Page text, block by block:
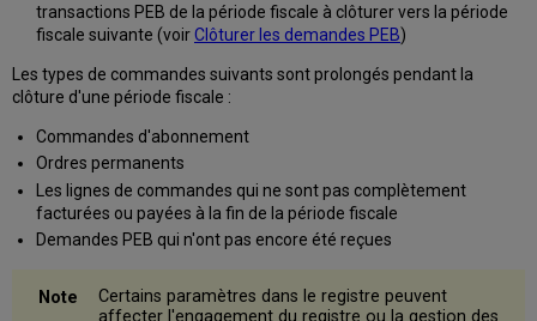
transactions PEB de la période fiscale à clôturer vers la période
fiscale suivante (voirClôturer les demandes PEB)
Les types de commandes suivants sont prolongés pendant la
clôture d'une période fiscale :
Commandes d'abonnement
Ordres permanents
Les lignes de commandes qui ne sont pas complètement
facturées ou payées à la fin de la période fiscale
Demandes PEB qui n'ont pas encore été reçues
Certains paramètres dans le registre peuvent
affecter l'engagement du registre ou la gestion des